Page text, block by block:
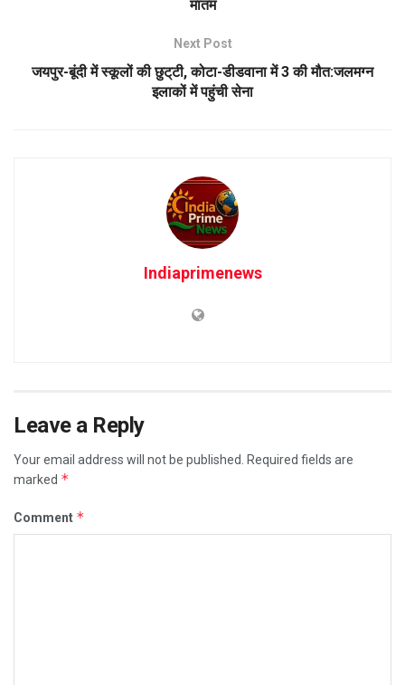
मातम
Next Post
जयपुर-बूंदी में स्कूलों की छुट्‌टी, कोटा-डीडवाना में 3 की मौत:जलमग्न
इलाकों में पहुंची सेना
Indiaprimenews
Leave a Reply
Your email address will not be published.
Required fields are
marked *
Comment *